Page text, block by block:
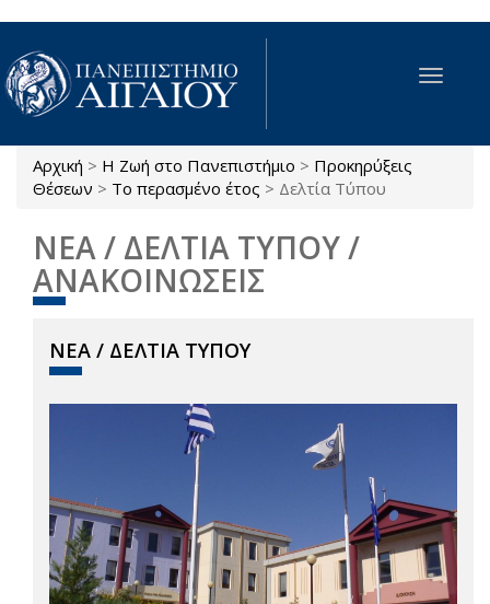
Παράκαμψη προς το κυρίως περιεχόμενο
Toggle
Είστε εδώ
Αρχική > Η Ζωή στο Πανεπιστήμιο > Προκηρύξεις
Θέσεων > Το περασμένο έτος > Δελτία Τύπου
ΝΕΑ / ΔΕΛΤΙΑ ΤΥΠΟΥ /
ΑΝΑΚΟΙΝΩΣΕΙΣ
ΝΕΑ / ΔΕΛΤΙΑ ΤΥΠΟΥ